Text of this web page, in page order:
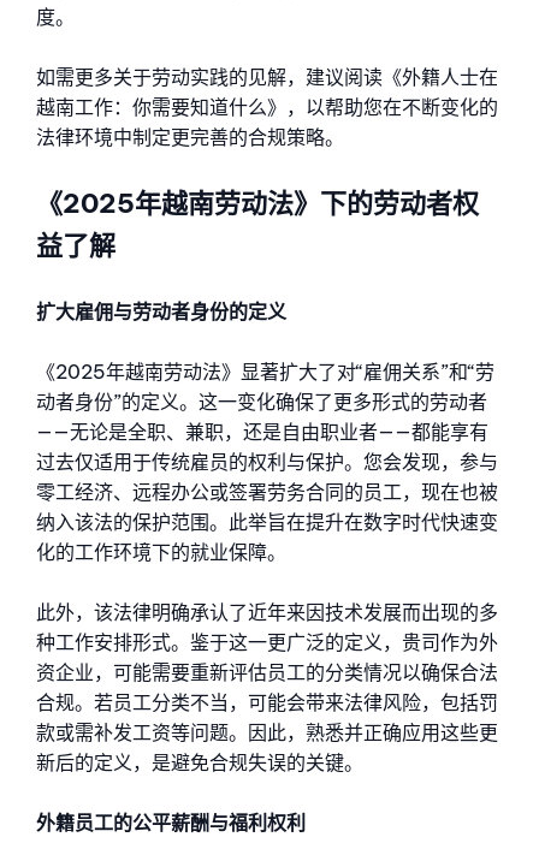
度。
如需更多关于劳动实践的见解，建议阅读《外籍人士在
越南工作：你需要知道什么》，以帮助您在不断变化的
法律环境中制定更完善的合规策略。
《2025年越南劳动法》下的劳动者权
益了解
扩大雇佣与劳动者身份的定义
《2025年越南劳动法》显著扩大了对“雇佣关系”和“劳
动者身份”的定义。这一变化确保了更多形式的劳动者
——无论是全职、兼职，还是自由职业者——都能享有
过去仅适用于传统雇员的权利与保护。您会发现，参与
零工经济、远程办公或签署劳务合同的员工，现在也被
纳入该法的保护范围。此举旨在提升在数字时代快速变
化的工作环境下的就业保障。
此外，该法律明确承认了近年来因技术发展而出现的多
种工作安排形式。鉴于这一更广泛的定义，贵司作为外
资企业，可能需要重新评估员工的分类情况以确保合法
合规。若员工分类不当，可能会带来法律风险，包括罚
款或需补发工资等问题。因此，熟悉并正确应用这些更
新后的定义，是避免合规失误的关键。
外籍员工的公平薪酬与福利权利